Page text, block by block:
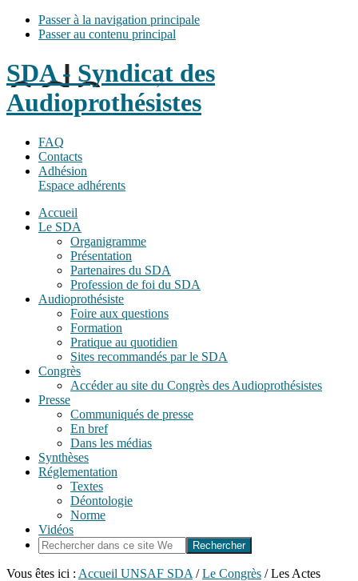
Passer à la navigation principale
Passer au contenu principal
SDA - Syndicat des
Audioprothésistes
FAQ
Contacts
Adhésion
Espace adhérents
Accueil
Le SDA
Organigramme
Présentation
Partenaires du SDA
Profession de foi du SDA
Audioprothésiste
Foire aux questions
Formation
Pratique au quotidien
Sites recommandés par le SDA
Congrès
Accéder au site du Congrès des Audioprothésistes
Presse
Communiqués de presse
En bref
Dans les médias
Synthèses
Réglementation
Textes
Déontologie
Norme
Vidéos
Rechercher
dans
ce
Vous êtes ici : Accueil UNSAF SDA / Le Congrès /Les Actes